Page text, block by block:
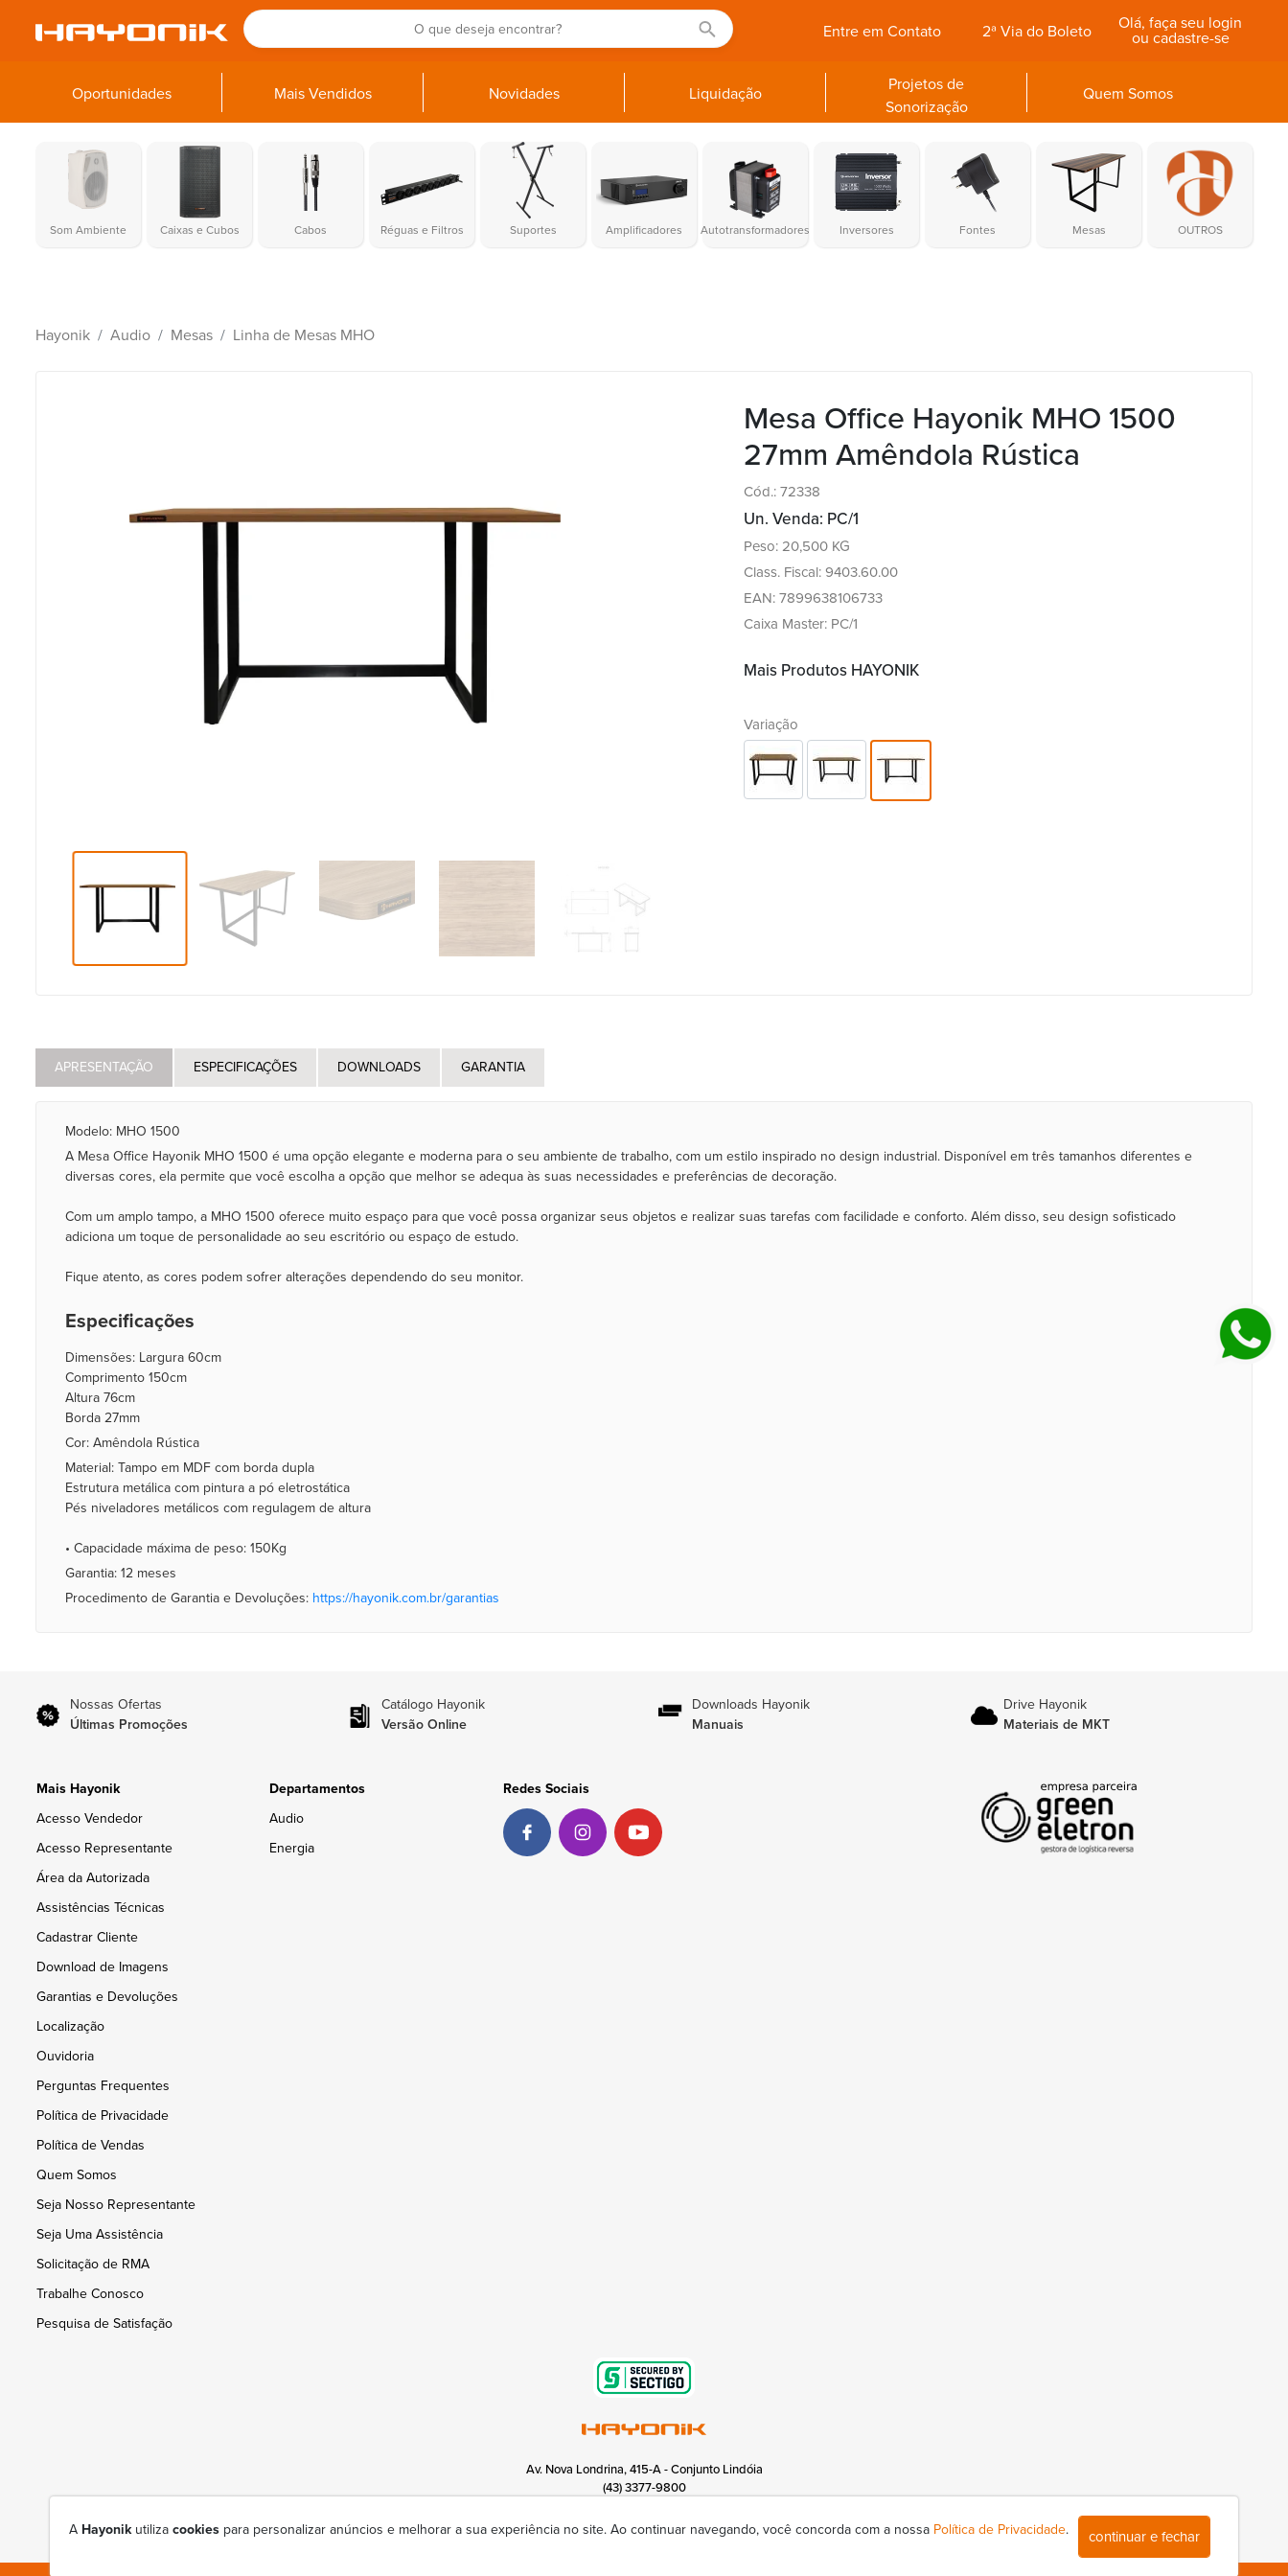
Olá, faça seu login
ou cadastre-se
2ª Via do Boleto
Entre em Contato
Oportunidades Mais Vendidos Novidades Liquidação
Projetos de
Sonorização
Quem Somos
Som Ambiente Caixas e Cubos Cabos Réguas e Filtros Suportes Amplificadores Autotransformadores Inversores Fontes Mesas OUTROS
Hayonik Audio Mesas Linha de Mesas MHO
Mesa Office Hayonik MHO 1500
27mm Amêndola Rústica
Cód.: 72338
Un. Venda: PC/1
Peso: 20,500 KG
Class. Fiscal: 9403.60.00
EAN: 7899638106733
Caixa Master: PC/1
Mais Produtos HAYONIK
Variação
APRESENTAÇÃO ESPECIFICAÇÕES DOWNLOADS GARANTIA
Modelo: MHO 1500
A Mesa Office Hayonik MHO 1500 é uma opção elegante e moderna para o seu ambiente de trabalho, com um estilo inspirado no design industrial. Disponível em três tamanhos diferentes e
diversas cores, ela permite que você escolha a opção que melhor se adequa às suas necessidades e preferências de decoração.
Com um amplo tampo, a MHO 1500 oferece muito espaço para que você possa organizar seus objetos e realizar suas tarefas com facilidade e conforto. Além disso, seu design sofisticado
adiciona um toque de personalidade ao seu escritório ou espaço de estudo.
Fique atento, as cores podem sofrer alterações dependendo do seu monitor.
Especificações
Dimensões: Largura 60cm
Comprimento 150cm
Altura 76cm
Borda 27mm
Cor: Amêndola Rústica
Material: Tampo em MDF com borda dupla
Estrutura metálica com pintura a pó eletrostática
Pés niveladores metálicos com regulagem de altura
• Capacidade máxima de peso: 150Kg
Garantia: 12 meses
Procedimento de Garantia e Devoluções: https://hayonik.com.br/garantias
Nossas Ofertas
Últimas Promoções
Catálogo Hayonik
Versão Online
Downloads Hayonik
Manuais
Drive Hayonik
Materiais de MKT
Mais Hayonik
Acesso Vendedor
Acesso Representante
Área da Autorizada
Assistências Técnicas
Cadastrar Cliente
Download de Imagens
Garantias e Devoluções
Localização
Ouvidoria
Perguntas Frequentes
Política de Privacidade
Política de Vendas
Quem Somos
Seja Nosso Representante
Seja Uma Assistência
Solicitação de RMA
Trabalhe Conosco
Pesquisa de Satisfação
Departamentos
Audio
Energia
Redes Sociais
Av. Nova Londrina, 415-A - Conjunto Lindóia
(43) 3377-9800
Segunda à sexta das 8h00 às 17h50
A Hayonikutiliza cookies para personalizar anúncios e melhorar a sua experiência no site. Ao continuar navegando, você concorda com a nossa Política de Privacidade. continuar e fechar